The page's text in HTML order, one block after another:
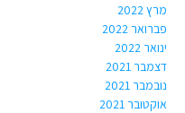
מרץ 2022
פברואר 2022
ינואר 2022
דצמבר 2021
נובמבר 2021
אוקטובר 2021